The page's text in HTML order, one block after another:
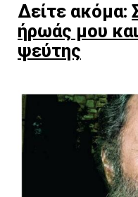
Δείτε ακόμα:
ήρωάς μου
ψεύτης